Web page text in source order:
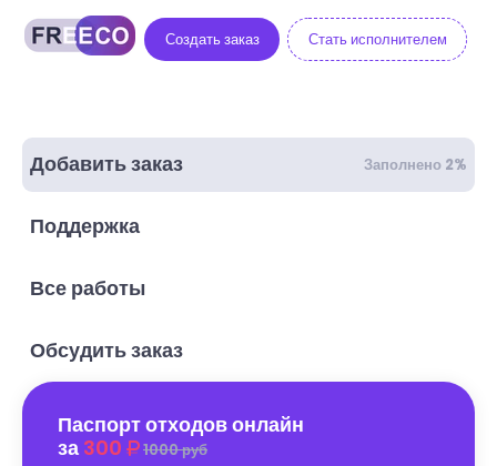
Создать заказ Стать исполнителем
Добавить заказ Заполнено 2%
Поддержка
Все работы
Обсудить заказ
Паспорт отходов онлайн
за 300 1000 руб